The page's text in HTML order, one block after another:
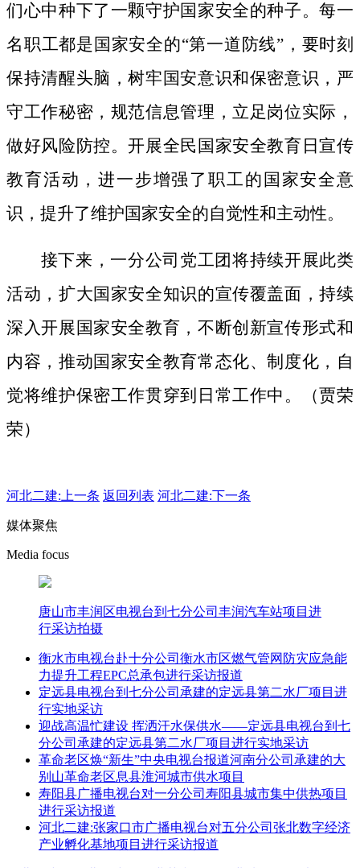
们心中种下了一颗守护国家安全的种子。每一
名职工都是国家安全的“第一道防线”，要时刻
保持清醒头脑，树牢国安意识和保密意识，严
守工作秘密，规范信息管理，立足岗位实际，
做好风险防控。开展全民国家安全教育日宣传
教育活动，进一步增强了职工的国家安全意
识，提升了维护国家安全的自觉性和主动性。
接下来，一分公司党工团将持续开展此类
活动，扩大国家安全知识的宣传覆盖面，持续
深入开展国家安全教育，不断创新宣传形式和
内容，推动国家安全教育常态化、制度化，自
觉将维护保密工作贯穿到日常工作中。（贾荣
荣）
河北二建: 上一条 返回列表 河北二建:下一条
媒体聚焦
Media focus
唐山市丰润区电视台到七分公司丰润汽车站项目进
行采访拍摄
衡水市电视台赴十分公司衡水市区燃气管网防灾应急能
力提升工程EPC总承包进行采访报道
定远县电视台到七分公司承建的定远县第二水厂项目进
行实地采访
迎战高温忙建设 挥洒汗水保供水——定远县电视台到七
分公司承建的定远县第二水厂项目进行实地采访
革命老区焕“新生”中央电视台报道河南分公司承建的大
别山革命老区息县淮河城市供水项目
寿阳县广播电视台对一分公司寿阳县城市集中供热项目
进行采访报道
河北二建:张家口市广播电视台对五分公司张北数字经济
产业孵化基地项目进行采访报道